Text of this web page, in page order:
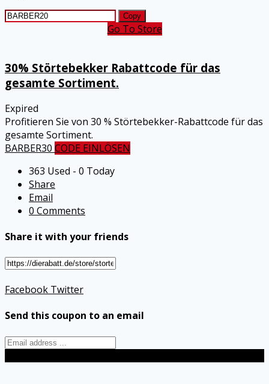
Copy
Go To Store
30% Störtebekker Rabattcode für das
gesamte Sortiment.
Expired
Profitieren Sie von 30 % Störtebekker-Rabattcode für das
gesamte Sortiment.
BARBER30 CODE EINLÖSEN
363 Used - 0 Today
Share
Email
0 Comments
Share it with your friends
Facebook Twitter
Send this coupon to an email